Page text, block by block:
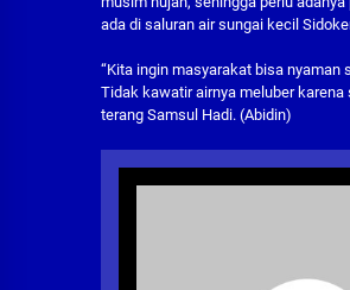
ada di saluran air sungai kecil
“Kita ingin masyarakat bisa nyaman
Tidak kawatir airnya meluber karena
terang Samsul Hadi. (Abidin)